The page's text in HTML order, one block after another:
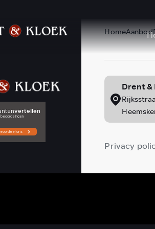
HomeAanbod
Drent &
Privacy